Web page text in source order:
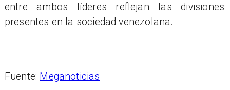
entre ambos líderes reflejan las divisiones
presentes en la sociedad venezolana.
Fuente: Meganoticias